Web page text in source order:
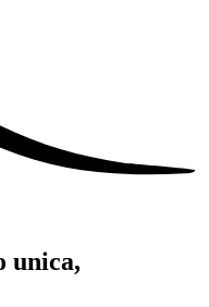
unica,